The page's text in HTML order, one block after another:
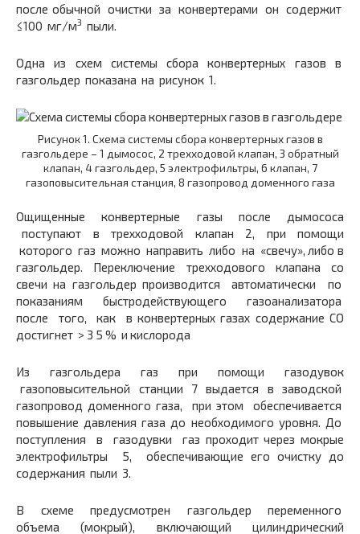
после обычной очистки за конвертерами он содержит
≤100 мг/м3 пыли.
Одна из схем системы сбора конвертерных газов в
газгольдер показана на рисунок 1.
Рисунок 1. Схема системы сбора конвертерных газов в
газгольдере – 1 дымосос, 2 трехходовой клапан, 3 обратный
клапан, 4 газгольдер, 5 электрофильтры, 6 клапан, 7
газоповысительная станция, 8 газопровод доменного газа
Ощищенные конвертерные газы после дымососа
поступают в трехходовой клапан 2, при помощи
которого газ можно направить либо на «свечу», либо в
газгольдер. Переключение трехходового клапана со
свечи на газгольдер производится автоматически по
показаниям быстродействующего газоанализатора
после того, как в конвертерных газах содержание СО
достигнет > 3 5 % и кислорода
Из газгольдера газ при помощи газодувок
газоповысительной станции 7 выдается в заводской
газопровод доменного газа, при этом обеспечивается
повышение давления газа до необходимого уровня. До
поступления в газодувки газ проходит через мокрые
электрофильтры 5, обеспечивающие его очистку до
содержания пыли 3.
В схеме предусмотрен газгольдер переменного
объема (мокрый), включающий цилиндрический